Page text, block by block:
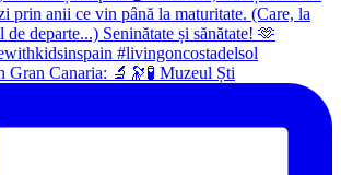
Canaria: 🔬🔭🧪 Muzeul Ști